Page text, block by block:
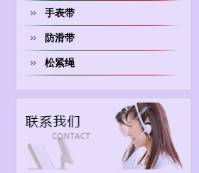
手表带
防滑带
松紧绳